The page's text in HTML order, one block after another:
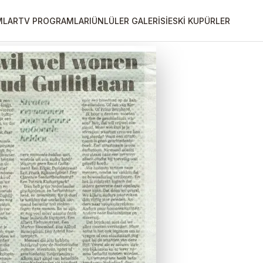
TV PROGRAMLARIÜNLÜLER GALERİSİESKİ KUPÜRLER